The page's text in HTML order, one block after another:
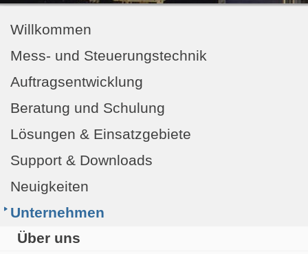
Willkommen
Mess- und Steuerungstechnik
Auftragsentwicklung
Beratung und Schulung
Lösungen & Einsatzgebiete
Support & Downloads
Neuigkeiten
Unternehmen
Über uns